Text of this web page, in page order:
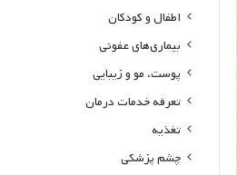
اطفال و کودکان
بیماری‌های عفونی
پوست، مو و زیبایی
تعرفه خدمات درمان
تغذیه
چشم پزشکی